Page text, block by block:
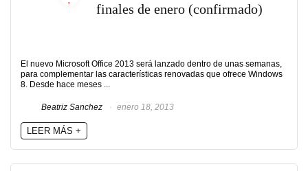
finales de enero (confirmado)
El nuevo Microsoft Office 2013 será lanzado dentro de unas semanas,
para complementar las características renovadas que ofrece Windows
8. Desde hace meses ...
Beatriz Sanchez enero 18, 2013
LEER MÁS +